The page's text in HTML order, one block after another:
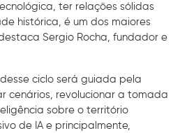
ter relações sólidas
histórica, é um dos maiores
Sergio Rocha, fundador e
ciclo será guiada pela
cenários, revolucionar a tomada
sobre o território
de IA e principalmente,